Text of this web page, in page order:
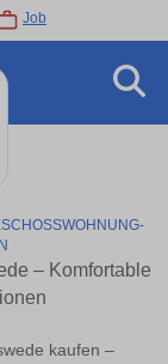
Job
– Komfortable
kaufen –